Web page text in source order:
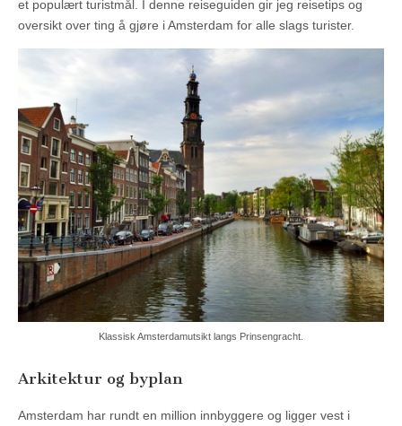
et populært turistmål. I denne reiseguiden gir jeg reisetips og
oversikt over ting å gjøre i Amsterdam for alle slags turister.
Klassisk Amsterdamutsikt langs Prinsengracht.
Arkitektur og byplan
Amsterdam har rundt en million innbyggere og ligger vest i